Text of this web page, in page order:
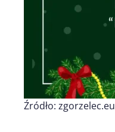
Źródło: zgorzelec.eu